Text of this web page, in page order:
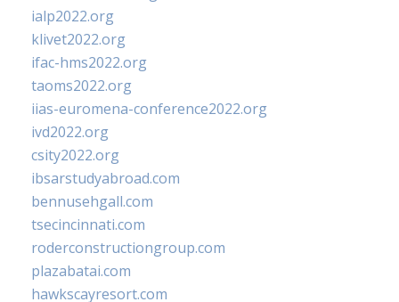
ialp2022.org
klivet2022.org
ifac-hms2022.org
taoms2022.org
iias-euromena-conference2022.org
ivd2022.org
csity2022.org
ibsarstudyabroad.com
bennusehgall.com
tsecincinnati.com
roderconstructiongroup.com
plazabatai.com
hawkscayresort.com